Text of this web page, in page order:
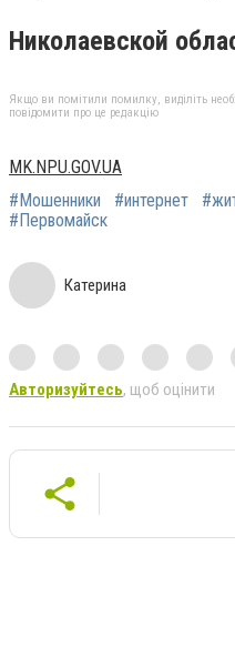
Николаевской
Якщо ви помітили помилку, виділіть
повідомити про це редакцію
MK.NPU.GOV.UA
#Мошенники
#интернет
#Первомайск
Катерина
Авторизуйтесь, щоб оцінити